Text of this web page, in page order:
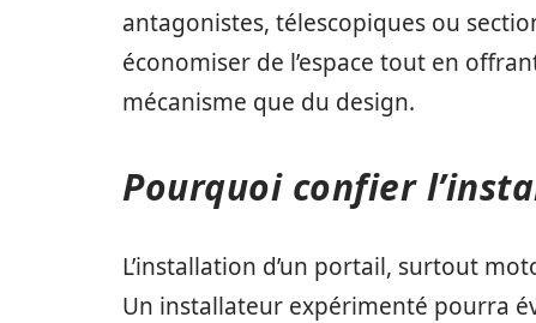
antagonistes, télescopiques ou
économiser de l’espace tout en
mécanisme que du design.
Pourquoi confier
L’installation d’un portail, surtout
Un installateur expérimenté pourra